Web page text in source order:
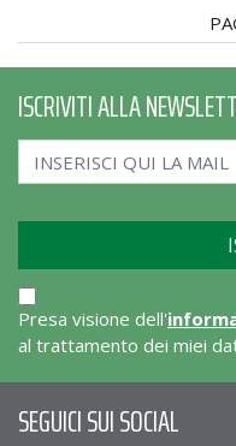
ISCRIVITI ALLA
Presa visione dell'
al trattamento dei miei
SEGUICI SUI SOCIAL